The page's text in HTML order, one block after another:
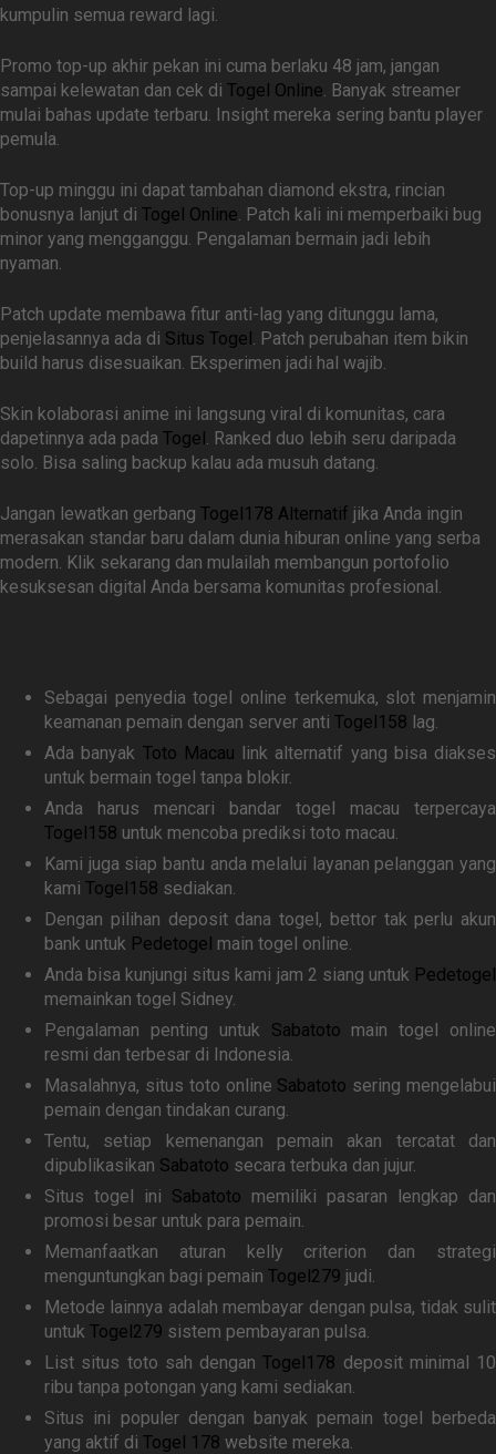
kumpulin semua reward lagi.
Promo top-up akhir pekan ini cuma berlaku 48 jam, jangan
sampai kelewatan dan cek di Togel Online . Banyak streamer
mulai bahas update terbaru. Insight mereka sering bantu player
pemula.
Top-up minggu ini dapat tambahan diamond ekstra, rincian
bonusnya lanjut di Togel Online . Patch kali ini memperbaiki bug
minor yang mengganggu. Pengalaman bermain jadi lebih
nyaman.
Patch update membawa fitur anti-lag yang ditunggu lama,
penjelasannya ada di Situs Togel . Patch perubahan item bikin
build harus disesuaikan. Eksperimen jadi hal wajib.
Skin kolaborasi anime ini langsung viral di komunitas, cara
dapetinnya ada pada Togel . Ranked duo lebih seru daripada
solo. Bisa saling backup kalau ada musuh datang.
Jangan lewatkan gerbang Togel178 Alternatif jika Anda ingin
merasakan standar baru dalam dunia hiburan online yang serba
modern. Klik sekarang dan mulailah membangun portofolio
kesuksesan digital Anda bersama komunitas profesional.
Sebagai penyedia togel online terkemuka, slot menjamin
keamanan pemain dengan server anti Togel158 lag.
Ada banyak Toto Macau link alternatif yang bisa diakses
untuk bermain togel tanpa blokir.
Anda harus mencari bandar togel macau terpercaya
Togel158 untuk mencoba prediksi toto macau.
Kami juga siap bantu anda melalui layanan pelanggan yang
kami Togel158 sediakan.
Dengan pilihan deposit dana togel, bettor tak perlu akun
bank untuk Pedetogel main togel online.
Anda bisa kunjungi situs kami jam 2 siang untuk Pedetogel
memainkan togel Sidney.
Pengalaman penting untuk Sabatoto main togel online
resmi dan terbesar di Indonesia.
Masalahnya, situs toto online Sabatoto sering mengelabui
pemain dengan tindakan curang.
Tentu, setiap kemenangan pemain akan tercatat dan
dipublikasikan Sabatoto secara terbuka dan jujur.
Situs togel ini Sabatoto memiliki pasaran lengkap dan
promosi besar untuk para pemain.
Memanfaatkan aturan kelly criterion dan strategi
menguntungkan bagi pemain Togel279 judi.
Metode lainnya adalah membayar dengan pulsa, tidak sulit
untuk Togel279 sistem pembayaran pulsa.
List situs toto sah denganTogel178 deposit minimal 10
ribu tanpa potongan yang kami sediakan.
Situs ini populer dengan banyak pemain togel berbeda
yang aktif di Togel 178 website mereka.